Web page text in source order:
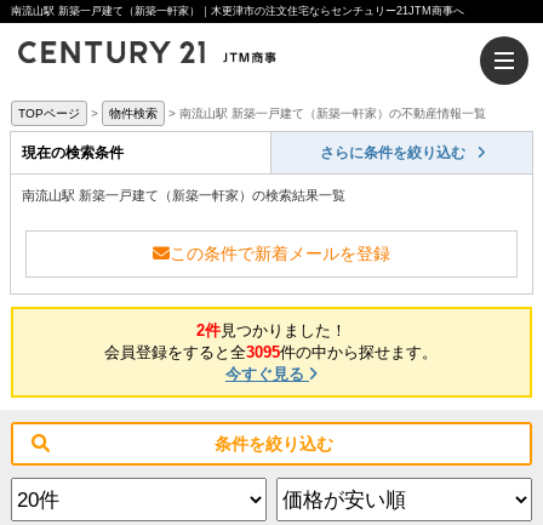
南流山駅 新築一戸建て（新築一軒家）｜木更津市の注文住宅ならセンチュリー21JTM商事へ
TOPページ 物件検索 南流山駅 新築一戸建て（新築一軒家）の不動産情報一覧
現在の検索条件 さらに条件を絞り込む
南流山駅 新築一戸建て（新築一軒家）の検索結果一覧
この条件で新着メールを登録
2件見つかりました！
会員登録をすると全3095件の中から探せます。
今すぐ見る
条件を絞り込む